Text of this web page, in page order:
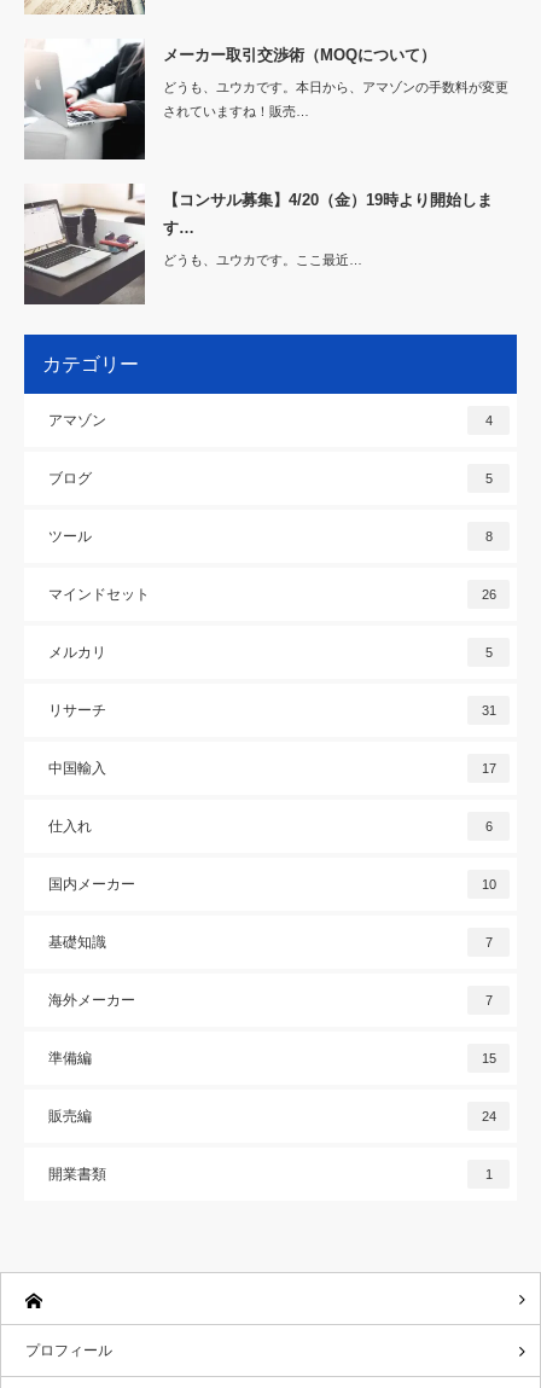
メーカー取引交渉術（MOQについて）
どうも、ユウカです。本日から、アマゾンの手数料が変更
されていますね！販売…
【コンサル募集】4/20（金）19時より開始しま
す…
どうも、ユウカです。ここ最近…
カテゴリー
アマゾン 4
ブログ 5
ツール 8
マインドセット 26
メルカリ 5
リサーチ 31
中国輸入 17
仕入れ 6
国内メーカー 10
基礎知識 7
海外メーカー 7
準備編 15
販売編 24
開業書類 1
プロフィール